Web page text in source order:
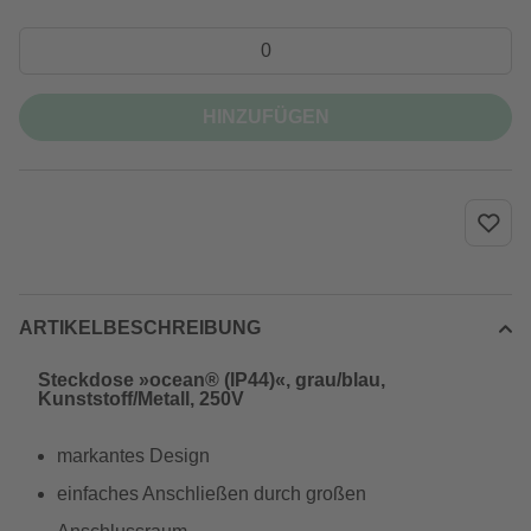
ARTIKELBESCHREIBUNG
Steckdose »ocean® (IP44)«, grau/blau,
Kunststoff/Metall, 250V
markantes Design
einfaches Anschließen durch großen